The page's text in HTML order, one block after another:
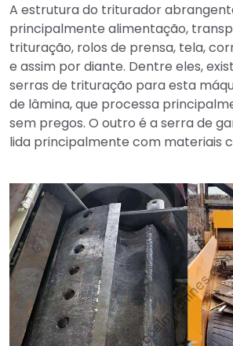
A estrutura do triturador
principalmente alimentação,
trituração, rolos de prensa, tela,
e assim por diante. Dentre eles,
serras de trituração para esta
de lâmina, que processa
sem pregos. O outro é a serra de
lida principalmente com materiais